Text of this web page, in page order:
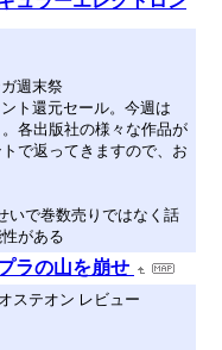
週末祭
ト還元セール。今週は
各出版社の様々な作品が
で返ってきますので、お
いで巻数売りではなく話
がある
ラの山を崩せ
ステオン レビュー